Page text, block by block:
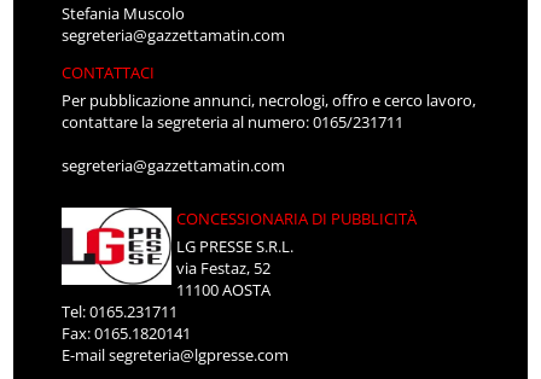
Stefania Muscolo
segreteria@gazzettamatin.com
CONTATTACI
Per pubblicazione annunci, necrologi, offro e cerco lavoro,
contattare la segreteria al numero: 0165/231711
segreteria@gazzettamatin.com
CONCESSIONARIA DI PUBBLICITÀ
LG PRESSE S.R.L.
via Festaz, 52
11100 AOSTA
Tel: 0165.231711
Fax: 0165.1820141
E-mailsegreteria@lgpresse.com